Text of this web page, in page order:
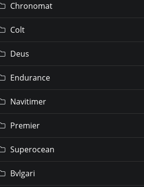
Chronomat
Colt
Deus
Endurance
Navitimer
Premier
Superocean
Bvlgari